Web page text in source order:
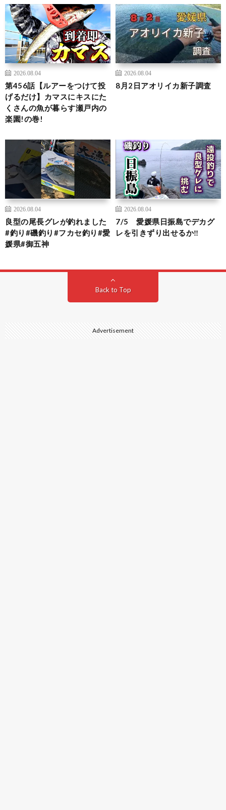
2026.08.04
第456話【ルアーをつけて投
げるだけ】カマスにキスにた
くさんの魚が暮らす瀬戸内の
楽園!の巻!
2026.08.04
8月2日アオリイカ新子調査
2026.08.04
良型の尾長グレが釣れました
#釣り#磯釣り#フカセ釣り#愛
媛県#御五神
2026.08.04
7/5 愛媛県日振島でデカグ
レを引きずり出せるか‼️
Back to Top
Advertisement